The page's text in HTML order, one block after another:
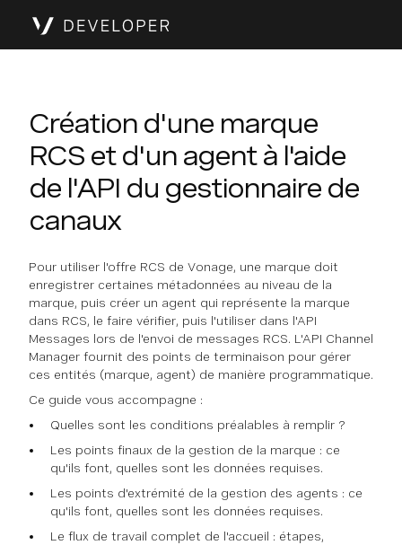
Création d'une marque
RCS et d'un agent à l'aide
de l'API du gestionnaire de
canaux
Pour utiliser l'offre RCS de Vonage, une marque doit
enregistrer certaines métadonnées au niveau de la
marque, puis créer un agent qui représente la marque
dans RCS, le faire vérifier, puis l'utiliser dans l'API
Messages lors de l'envoi de messages RCS. L'API Channel
Manager fournit des points de terminaison pour gérer
ces entités (marque, agent) de manière programmatique.
Ce guide vous accompagne :
Quelles sont les conditions préalables à remplir ?
Les points finaux de la gestion de la marque : ce
qu'ils font, quelles sont les données requises.
Les points d'extrémité de la gestion des agents : ce
qu'ils font, quelles sont les données requises.
Le flux de travail complet de l'accueil : étapes,